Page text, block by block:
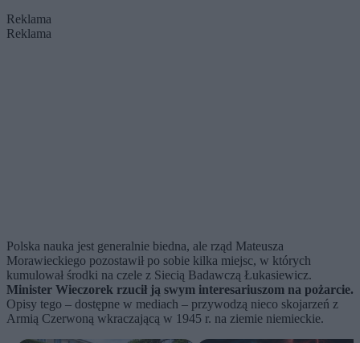
Reklama
Reklama
Polska nauka jest generalnie biedna, ale rząd Mateusza
Morawieckiego pozostawił po sobie kilka miejsc, w których
kumulował środki na czele z Siecią Badawczą Łukasiewicz.
Minister Wieczorek rzucił ją swym interesariuszom na pożarcie.
Opisy tego – dostępne w mediach – przywodzą nieco skojarzeń z
Armią Czerwoną wkraczającą w 1945 r. na ziemie niemieckie.